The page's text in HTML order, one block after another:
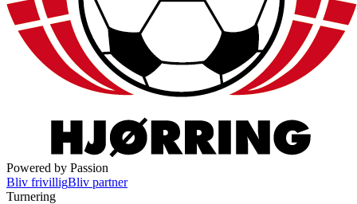
Powered by Passion
Bliv frivilligBliv partner
Turnering